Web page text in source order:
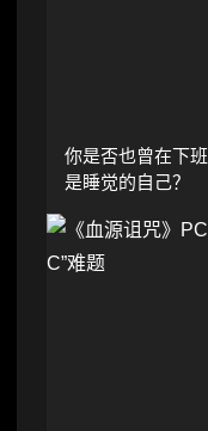
你是否也曾在下
是睡觉的自己？